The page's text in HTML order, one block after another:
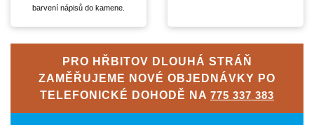
barvení nápisů do kamene.
PRO HŘBITOV DLOUHÁ STRÁŇ
ZAMĚŘUJEME NOVÉ OBJEDNÁVKY PO
TELEFONICKÉ DOHODĚ NA 775 337 383